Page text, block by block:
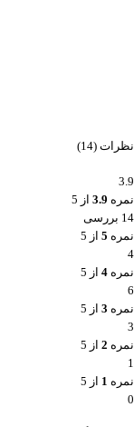
نظرات (14)
3.9
نمره 3.9 از 5
14 بررسی
نمره 5 از 5
4
نمره 4 از 5
6
نمره 3 از 5
3
نمره 2 از 5
1
نمره 1 از 5
0